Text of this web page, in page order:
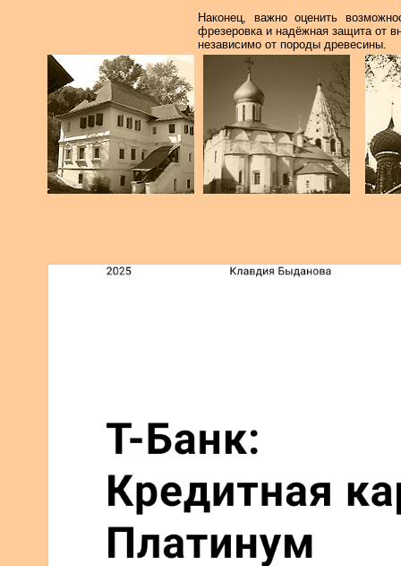
Наконец, важно оценить
фрезеровка и надёжная защита от
независимо от породы древесины.